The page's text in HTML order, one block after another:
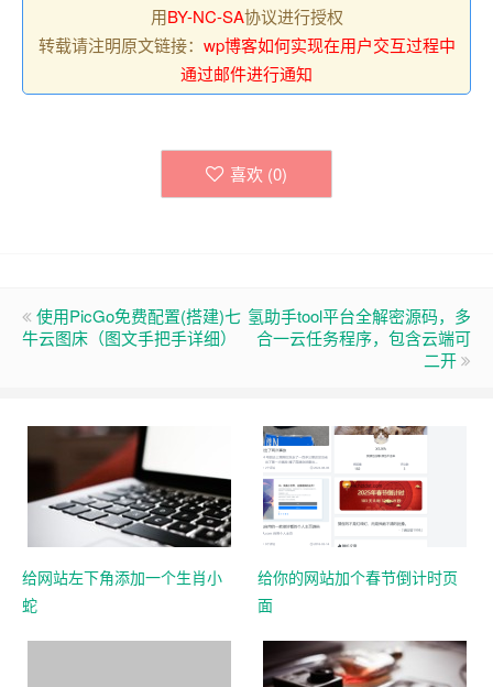
用BY-NC-SA协议进行授权
转载请注明原文链接： wp博客如何实现在用户交互过程中
通过邮件进行通知
喜欢 (0)
使用PicGo免费配置(搭建)七
牛云图床（图文手把手详细）
氢助手tool平台全解密源码，多
合一云任务程序，包含云端可
二开
给网站左下角添加一个生肖小
蛇
给你的网站加个春节倒计时页
面